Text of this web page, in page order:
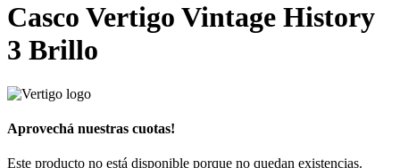
Casco Vertigo Vintage History
3 Brillo
Aprovechá nuestras cuotas!
Este producto no está disponible porque no quedan existencias.